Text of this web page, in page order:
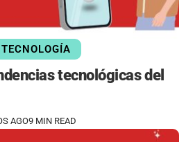
tecnológicas del
AGO9 MIN READ